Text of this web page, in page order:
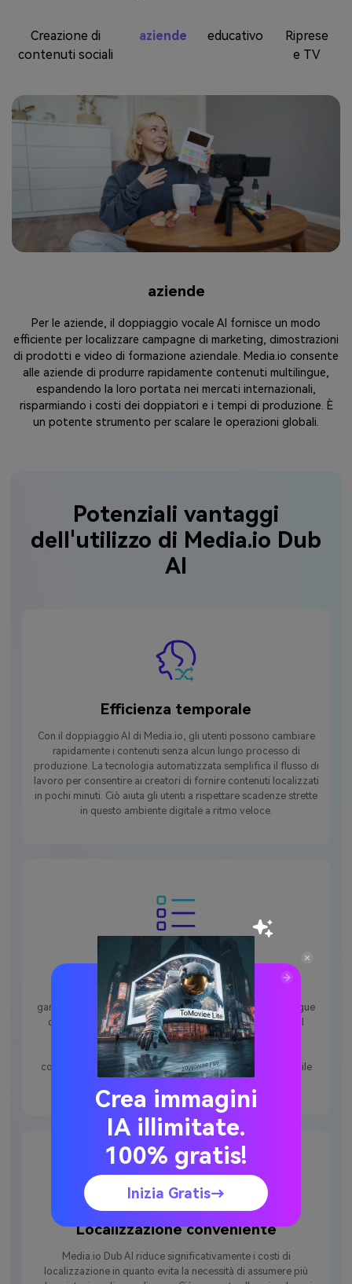
Creazione di
contenuti sociali
aziende educativo
Riprese
e TV
educativo
Il doppiaggio AI migliora notevolmente l'accessibilità dei
contenuti didattici se si traducono e doppiano le lezioni in più
lingue. Piattaforme come Media.io consentono agli educatori
di raggiungere un pubblico globale, assicurando che gli
studenti di diverse regioni possano imparare nella loro lingua
madre. Ciò beneficia principalmente i corsi online, le
piattaforme di e-learning e le aule virtuali.
Potenziali vantaggi
dell'utilizzo di Media.io Dub
AI
Efficienza temporale
Con il doppiaggio AI di Media.io, gli utenti possono cambiare
rapidamente i contenuti senza alcun lungo processo di
produzione. La tecnologia automatizzata semplifica il flusso di
lavoro per consentire ai creatori di fornire contenuti localizzati
in pochi minuti. Ciò aiuta gli utenti a rispettare scadenze strette
in questo ambiente digitale a ritmo veloce.
Supporto multilingue
La capacità di supportare una vasta gamma di lingue
garantisce che i contenuti possano essere modificati in lingue
diverse per varie regioni per migliorare l'accessibilità e il
coinvolgimento. Consente alle aziende e ai creatori di
espandere la loro impronta globale senza soluzione di
continuità. Poiché Media.io supporta oltre 30 lingue, è facile
Localizzazione conveniente
Media.io Dub AI riduce significativamente i costi di
localizzazione in quanto evita la necessità di assumere più
Crea immagini
IA illimitate.
100% gratis!
Inizia Gratis→